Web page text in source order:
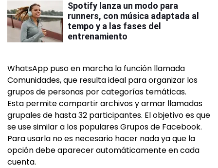
Spotify lanza un modo para
runners, con música adaptada al
tempo y a las fases del
entrenamiento
WhatsApp puso en marcha la función llamada
Comunidades, que resulta ideal para organizar los
grupos de personas por categorías temáticas.
Esta permite compartir archivos y armar llamadas
grupales de hasta 32 participantes. El objetivo es que
se use similar a los populares Grupos de Facebook.
Para usarla no es necesario hacer nada ya que la
opción debe aparecer automáticamente en cada
cuenta.